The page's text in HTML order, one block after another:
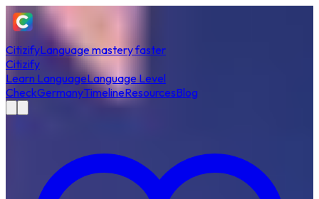
CitizifyLanguage mastery faster
Citizify
Learn LanguageLanguage Level
CheckGermanyTimelineResourcesBlog